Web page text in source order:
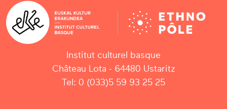
Institut culturel basque
Château Lota - 64480 Ustaritz
Tel: 0 (033)5 59 93 25 25